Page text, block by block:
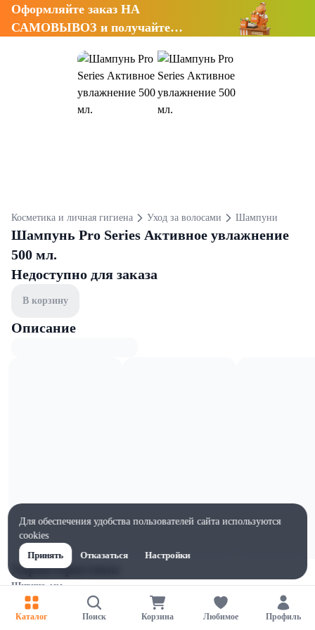
Оформляйте заказ НА
САМОВЫВОЗ и получайте
Косметика и личная гигиена Уход за волосами Шампуни
Шампунь Pro Series Активное увлажнение
500 мл.
Недоступно для заказа
В корзину
Описание
Характеристики
Ширина, мм
Высота, мм
Каталог Поиск Корзина Любимое Профиль
Для обеспечения удобства пользователей сайта используются
cookies
Принять
Отказаться Настройки